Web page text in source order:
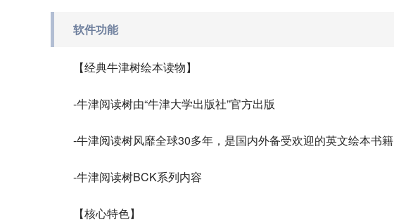
软件功能
【经典牛津树绘本读物】
-牛津阅读树由“牛津大学出版社”官方出版
-牛津阅读树风靡全球30多年，是国内外备受欢迎的英文绘本书籍
-牛津阅读树BCK系列内容
【核心特色】